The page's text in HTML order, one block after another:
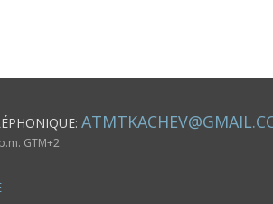
GTM+2